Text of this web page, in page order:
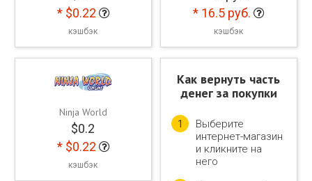
* $0.22
кэшбэк
* 16.5 руб.
кэшбэк
Ninja World
$0.2
* $0.22
кэшбэк
Как вернуть часть
денег за покупки
1
Выберите
интернет-магазин
и кликните на
него